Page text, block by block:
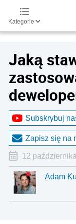
Kategorie
Jaką
Subskrybuj
Zapisz się na
12
Adam